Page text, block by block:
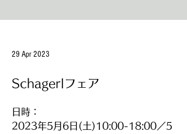
29 Apr 2023
Schagerlフェア
日時：
2023年5月6日(土)10:00-18:00／5